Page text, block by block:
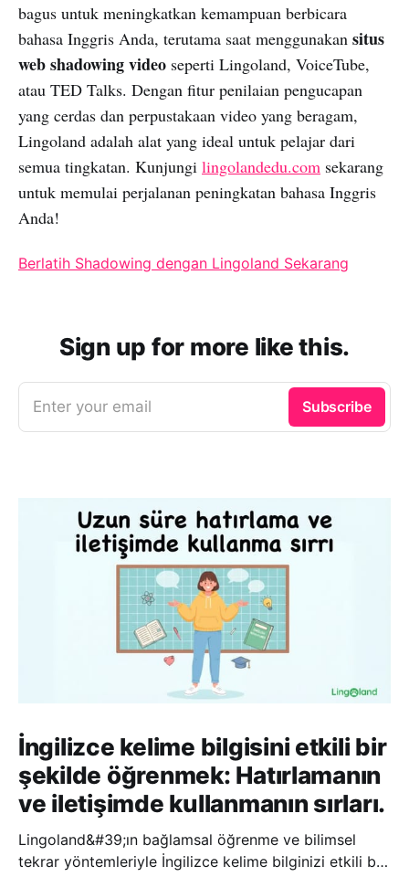
bagus untuk meningkatkan kemampuan berbicara
bahasa Inggris Anda, terutama saat menggunakan situs
web shadowing video seperti Lingoland, VoiceTube,
atau TED Talks. Dengan fitur penilaian pengucapan
yang cerdas dan perpustakaan video yang beragam,
Lingoland adalah alat yang ideal untuk pelajar dari
semua tingkatan. Kunjungi lingolandedu.com sekarang
untuk memulai perjalanan peningkatan bahasa Inggris
Anda!
Berlatih Shadowing dengan Lingoland Sekarang
Sign up for more like this.
Enter your email Subscribe
İngilizce kelime bilgisini etkili bir
şekilde öğrenmek: Hatırlamanın
ve iletişimde kullanmanın sırları.
Lingoland&#39;ın bağlamsal öğrenme ve bilimsel
tekrar yöntemleriyle İngilizce kelime bilginizi etkili bir